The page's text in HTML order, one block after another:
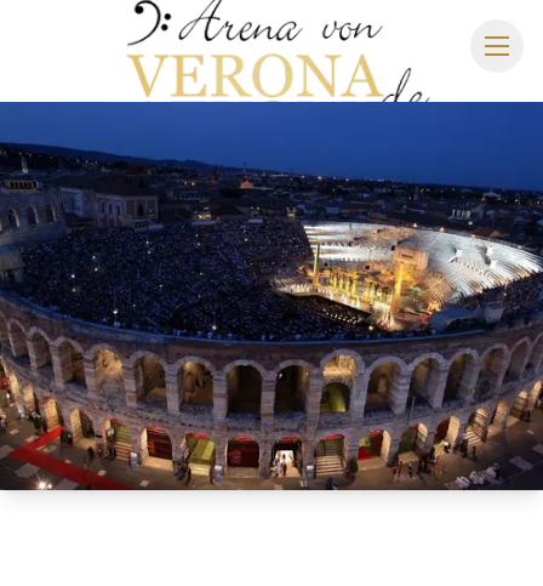
SPIELPLAN 2027
SITZPLAN HOTELS
ANREISE